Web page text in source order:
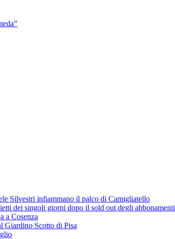
Silvestri infiammano il palco di Camigliatello
dei singoli giorni dopo il sold out degli abbonamenti
a Cosenza
Giardino Scotto di Pisa